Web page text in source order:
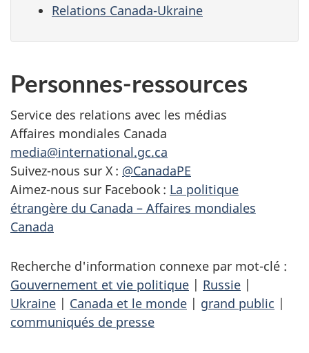
Relations Canada-Ukraine
Personnes-ressources
Service des relations avec les médias
Affaires mondiales Canada
media@international.gc.ca
Suivez-nous sur X : @CanadaPE
Aimez-nous sur Facebook : La politique
étrangère du Canada – Affaires mondiales
Canada
Recherche d'information connexe par mot-clé :
Gouvernement et vie politique | Russie |
Ukraine | Canada et le monde | grand public |
communiqués de presse